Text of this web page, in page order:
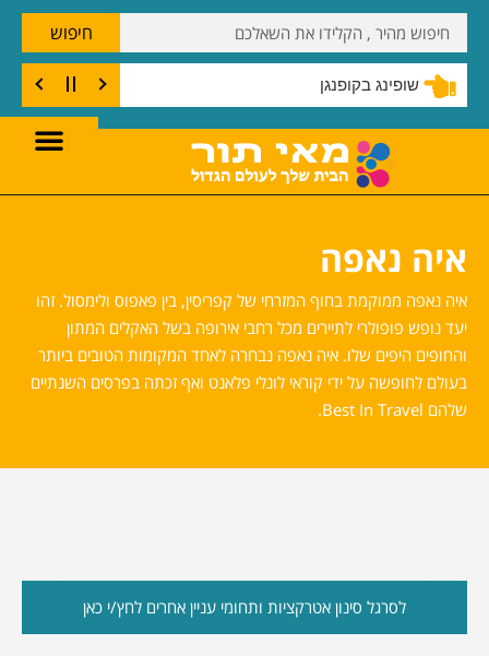
שופינג בקופנגן
חיפוש
איה נאפה
איה נאפה ממוקמת בחוף המזרחי של קפריסין, בין פאפוס ולימסול. זהו
יעד נופש פופולרי לתיירים מכל רחבי אירופה בשל האקלים המתון
והחופים היפים שלו. איה נאפה נבחרה לאחד המקומות הטובים ביותר
בעולם לחופשה על ידי קוראי לונלי פלאנט ואף זכתה בפרסים השנתיים
שלהם Best In Travel.
לסרגל סינון אטרקציות ותחומי עניין אחרים לחץ/י כאן